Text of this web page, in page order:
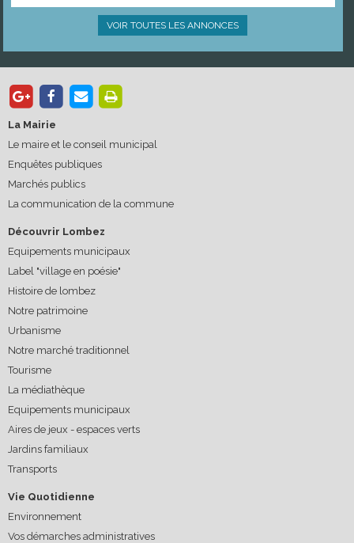
VOIR TOUTES LES ANNONCES
La Mairie
Le maire et le conseil municipal
Enquêtes publiques
Marchés publics
La communication de la commune
Découvrir Lombez
Equipements municipaux
Label "village en poésie"
Histoire de lombez
Notre patrimoine
Urbanisme
Notre marché traditionnel
Tourisme
La médiathèque
Equipements municipaux
Aires de jeux - espaces verts
Jardins familiaux
Transports
Vie Quotidienne
Environnement
Vos démarches administratives